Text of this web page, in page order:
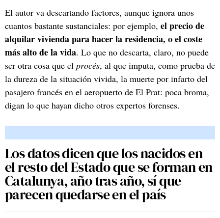
El autor va descartando factores, aunque ignora unos
cuantos bastante sustanciales: por ejemplo, el precio de
alquilar vivienda para hacer la residencia, o el coste
más alto de la vida. Lo que no descarta, claro, no puede
ser otra cosa que el procés, al que imputa, como prueba de
la dureza de la situación vivida, la muerte por infarto del
pasajero francés en el aeropuerto de El Prat: poca broma,
digan lo que hayan dicho otros expertos forenses.
Los datos dicen que los nacidos en
el resto del Estado que se forman en
Catalunya, año tras año, sí que
parecen quedarse en el país